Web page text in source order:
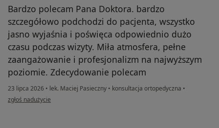
Bardzo polecam Pana Doktora. bardzo
szczegółowo podchodzi do pacjenta, wszystko
jasno wyjaśnia i poświęca odpowiednio dużo
czasu podczas wizyty. Miła atmosfera, pełne
zaangażowanie i profesjonalizm na najwyższym
poziomie. Zdecydowanie polecam
23 lipca 2026 • lek. Maciej Pasieczny • konsultacja ortopedyczna •
w opinii użytkownika Dagny
zgłoś nadużycie